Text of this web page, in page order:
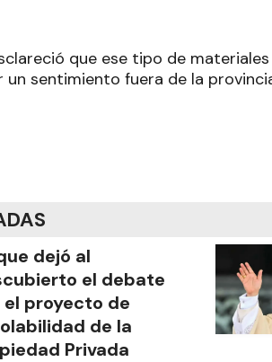
que ese tipo de
un sentimiento fuera de la
dejó al
el debate
proyecto de
de la
Privada